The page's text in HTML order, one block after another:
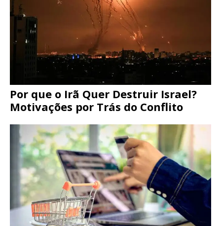
Por que o Irã Quer Destruir Israel?
Motivações por Trás do Conflito